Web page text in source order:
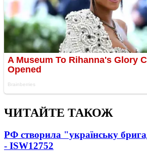
ЧИТАЙТЕ ТАКОЖ
РФ створила "українську
- ISW12752